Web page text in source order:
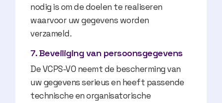
nodig is om de doelen te realiseren
waarvoor uw gegevens worden
verzameld.
7. Beveiliging van persoonsgegevens
De VCPS-VO neemt de bescherming van
uw gegevens serieus en heeft passende
technische en organisatorische